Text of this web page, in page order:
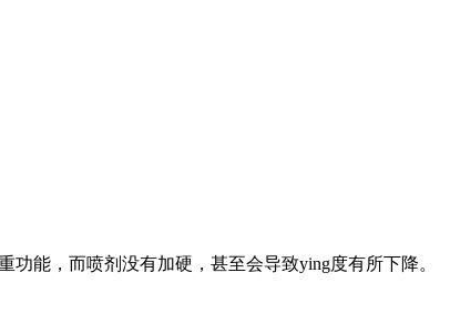
能，而喷剂没有加硬，甚至会导致ying度有所下降。